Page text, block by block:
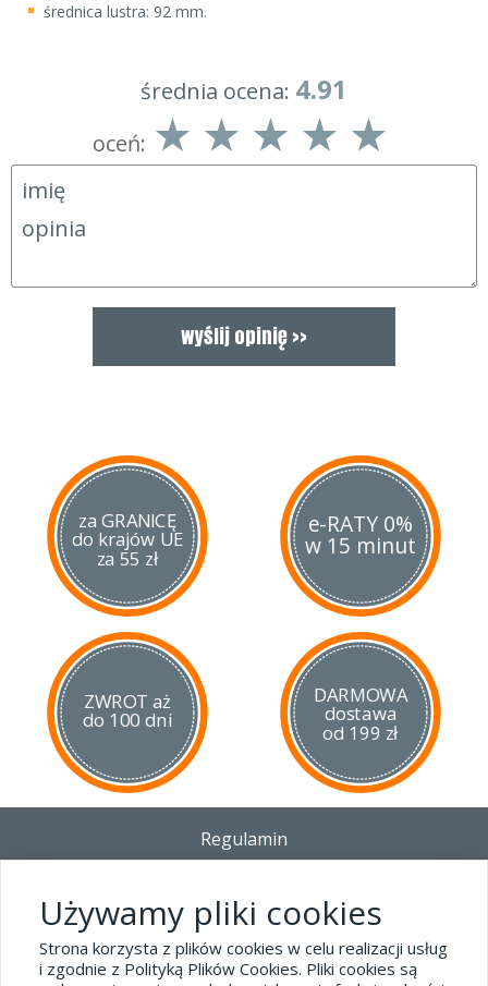
średnica lustra: 92 mm.
średnia ocena: 4.91
oceń:
za GRANICĘ
do krajów UE
za 55 zł
e-RATY 0%
w 15 minut
ZWROT aż
do 100 dni
DARMOWA
dostawa
od 199 zł
Regulamin
Polityka prywatności i pliki cookies
Blog
Używamy pliki cookies
Strona korzysta z plików cookies w celu realizacji usług
i zgodnie z Polityką Plików Cookies. Pliki cookies są